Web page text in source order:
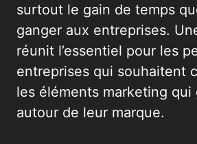
surtout le gain de temps
ganger aux entreprises.
réunit l’essentiel pour les
entreprises qui souhaitent
les éléments marketing qui
autour de leur marque.